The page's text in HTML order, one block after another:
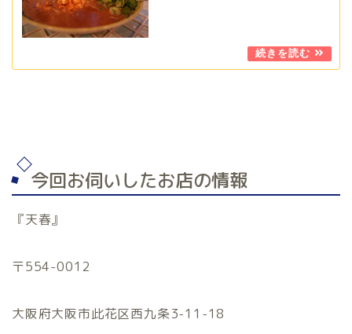
今回お伺いしたお店の情報
『天春』
〒554-0012
大阪府大阪市此花区西九条3-11-18